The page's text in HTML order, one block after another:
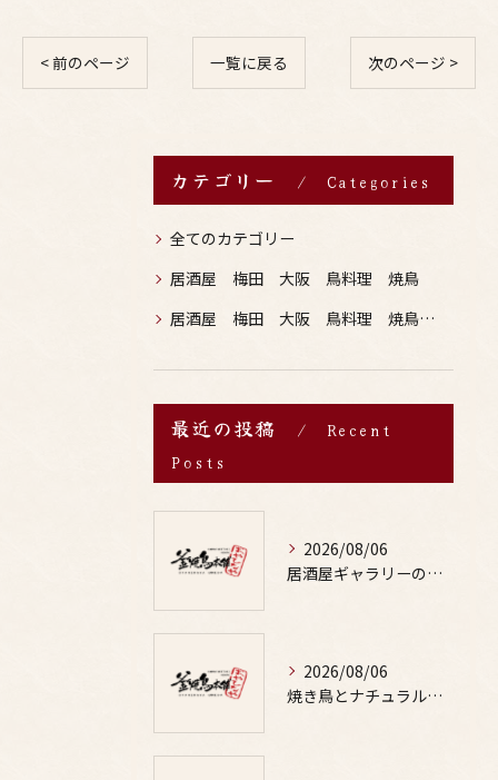
< 前のページ 一覧に戻る 次のページ >
カテゴリー Categories
全てのカテゴリー
居酒屋 梅田 大阪 鳥料理 焼鳥
居酒屋 梅田 大阪 鳥料理 焼鳥 お酒
最近の投稿
Recent
Posts
2026/08/06
居酒屋ギャラリーの選び方と鶏料理や焼鳥とお酒の魅力を写真で詳しく解説
2026/08/06
焼き鳥とナチュラルな味わいの出会いが外食の楽しみと健康を両立する秘訣